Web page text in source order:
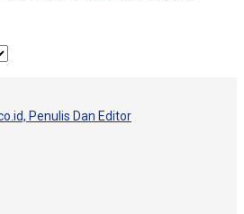
Penulis Dan Editor